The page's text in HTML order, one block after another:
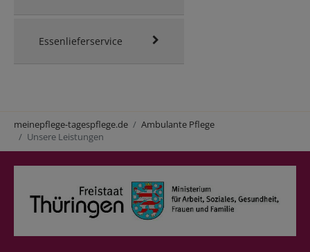
Essenlieferservice
meinepflege-tagespflege.de
Ambulante Pflege
Unsere Leistungen